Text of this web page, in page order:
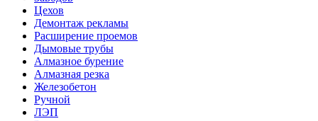
Цехов
Демонтаж рекламы
Расширение проемов
Дымовые трубы
Алмазное бурение
Алмазная резка
Железобетон
Ручной
ЛЭП